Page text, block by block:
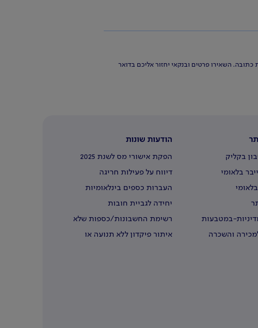
השאירו פרטים ובנקאי יחזור אליכם בדואר
בקליק
בלאומי
במטבעות
והשכרה
הודעות שונות
הפקת אישורי מס לשנת 2025
דיווח על פעילות חריגה
העברות כספים בינלאומיות
יחידה לגביית חובות
רשימת החשבונות/כספות שלא
איתור פיקדון ללא תנועה או